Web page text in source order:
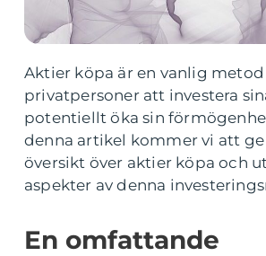
Aktier köpa är en vanlig
privatpersoner att investera
potentiellt öka sin
denna artikel kommer vi att
översikt över aktier köpa och
aspekter av denna
En omfattande